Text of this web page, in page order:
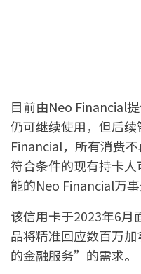
目前由Neo Financial
仍可继续使用，但后
Financial，所有消费
符合条件的现有持卡
能的Neo Financial万事
该信用卡于2023年6月
品将精准回应数百万
的金融服务”的需求。